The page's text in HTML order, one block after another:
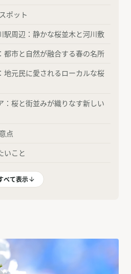
ポット
駅周辺：静かな桜並木と河川敷
都市と自然が融合する春の名所
地元民に愛されるローカルな桜
：桜と街並みが織りなす新しい
点
いこと
べて表示